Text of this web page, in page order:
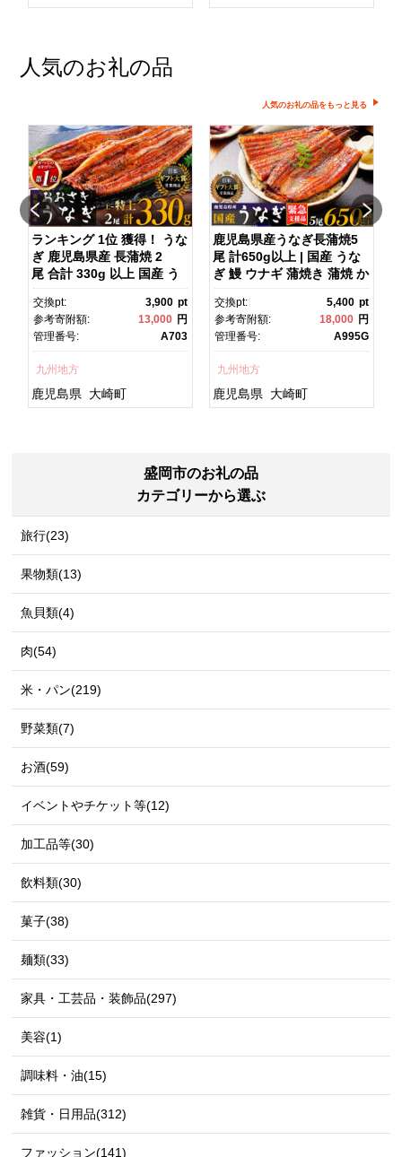
人気のお礼の品
人気のお礼の品をもっと見る
ランキング 1位 獲得！ うな
ぎ 鹿児島県産 長蒲焼 2
尾 合計 330g 以上 国産 う
なぎ 鰻 ウナギ 蒲焼き 蒲
焼 かばやき 魚 魚介 魚貝 海
鮮 うな重 ひつまぶし 蒲
焼 訳あり ギフト 人気 おす
半島 A703
交換pt: 3,900 pt
参考寄附額:
13,000 円
管理番号:
A703
九州地方
鹿児島県 大崎町
鹿児島県産うなぎ長蒲焼5
尾 計650g以上 | 国産 うな
ぎ 鰻 ウナギ 蒲焼き 蒲焼 か
ばやき unagi うなぎ蒲
焼 土用丑の日 土用の丑の
日 丑の日 魚 魚介 魚貝 海
鮮 うな重 蒲焼 訳あり ギフ
県 大崎町 大隅半
島 A995G 【会員限定のお
礼の品】【うなぎ蒲焼 国
交換pt: 5,400 pt
参考寄附額:
18,000 円
管理番号:
A995G
九州地方
鹿児島県 大崎町
盛岡市のお礼の品
カテゴリーから選ぶ
旅行(23)
果物類(13)
魚貝類(4)
肉(54)
米・パン(219)
野菜類(7)
お酒(59)
イベントやチケット等(12)
加工品等(30)
飲料類(30)
菓子(38)
麺類(33)
家具・工芸品・装飾品(297)
美容(1)
調味料・油(15)
雑貨・日用品(312)
ファッション(141)